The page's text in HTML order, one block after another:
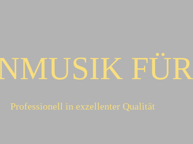
Professionell in exzellenter Qualität